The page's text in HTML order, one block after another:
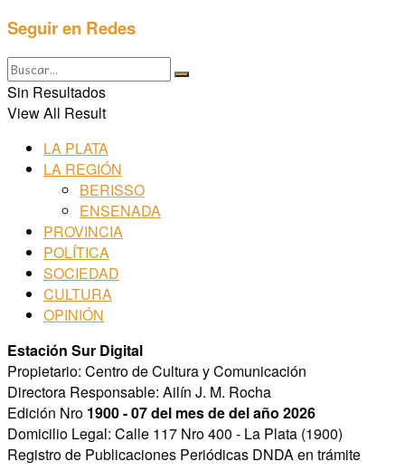
Seguir en Redes
Sin Resultados
View All Result
LA PLATA
LA REGIÓN
BERISSO
ENSENADA
PROVINCIA
POLÍTICA
SOCIEDAD
CULTURA
OPINIÓN
Estación Sur Digital
Propietario: Centro de Cultura y Comunicación
Directora Responsable: Ailín J. M. Rocha
Edición Nro 1900 - 07 del mes de del año 2026
Domicilio Legal: Calle 117 Nro 400 - La Plata (1900)
Registro de Publicaciones Periódicas DNDA en trámite